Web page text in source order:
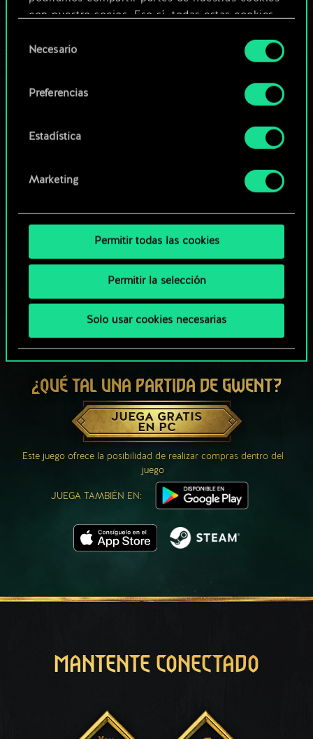
con nuestro socios. Eso sí, todas estas cookies
Encontrarás todos los detalles sobre nuestro uso
preferencias al respecto en el menú «Ajustes» de
deNecesario
Preferencias
Estadística
Marketing
Permitir todas las cookies
Permitir la selección
Solo usar cookies necesarias
Editar baraja
Explorar las barajas de la
¿QUÉ TAL UNA PARTIDA DE GWENT?
JUEGA GRATIS
EN PC
Este juego ofrece la posibilidad de realizar compras dentro del
juego
JUEGA TAMBIÉN EN:
MANTENTE CONECTADO